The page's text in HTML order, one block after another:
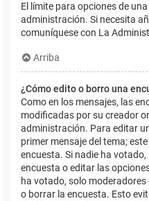
El límite para opciones de
administración. Si necesita
comuníquese con La
Arriba
¿Cómo edito o borro una
Como en los mensajes, las
modificadas por su creador
administración. Para editar
primer mensaje del tema;
encuesta. Si nadie ha
encuesta o editar las
ha votado, solo
o borrar la encuesta. Esto